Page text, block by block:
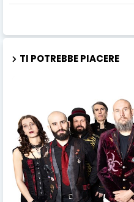
TI POTREBBE PIACERE